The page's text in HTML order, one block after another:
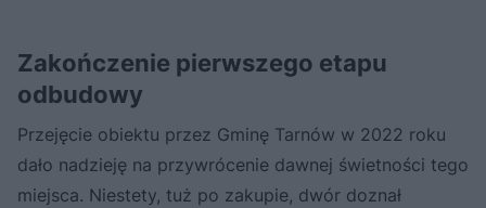
Zakończenie pierwszego etapu
odbudowy
Przejęcie obiektu przez Gminę Tarnów w 2022 roku
dało nadzieję na przywrócenie dawnej świetności tego
miejsca. Niestety, tuż po zakupie, dwór doznał